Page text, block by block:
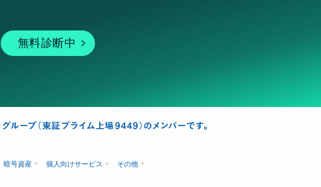
無料診断中
暗号資産 個人向けサービス その他